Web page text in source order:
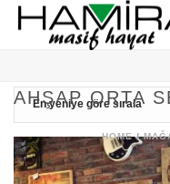
AHŞAP ORTA
HOME/